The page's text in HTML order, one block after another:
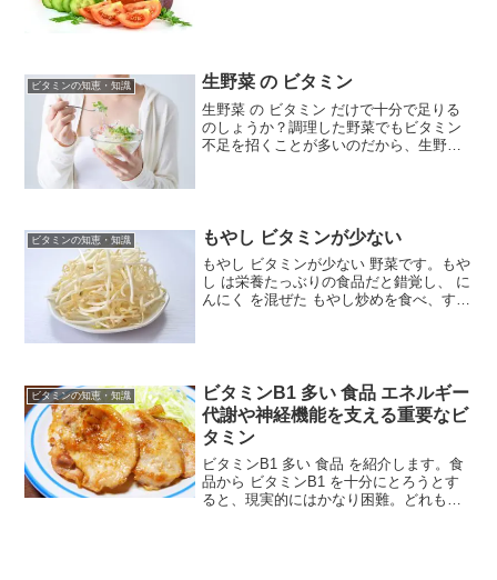
ビタミンの知恵・知識 生野菜 の ビタミン
生野菜 の ビタミン だけで十分で足りる
のしょうか？調理した野菜でもビタミン
不足を招くことが多いのだから、生野菜
ビタミンの知恵・知識 もやし ビタミンが少ない
もやし ビタミンが少ない 野菜です。もや
し は栄養たっぶりの食品だと錯覚し、 に
んにく を混ぜた もやし炒めを食べ、すっ
ビタミンの知恵・知識
ビタミンB1 多い 食品 エネルギー
代謝や神経機能を支える重要なビ
タミン
ビタミンB1 多い 食品 を紹介します。食
品から ビタミンB1 を十分にとろうとす
ると、現実的にはかなり困難。どれもた